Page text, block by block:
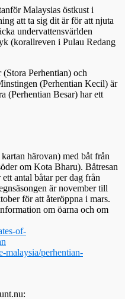
Malaysias östkust i
att ta sig dit är för att njuta
undervattensvärlden
(korallreven i Pulau Redang
Perhentian) och
(Perhentian Kecil) är
(Perhentian Besar) har ett
härovan) med båt från
om Kota Bharu). Båtresan
antal båtar per dag från
är november till
för att återöppna i mars.
om öarna och om
of-
malaysia/perhentian-